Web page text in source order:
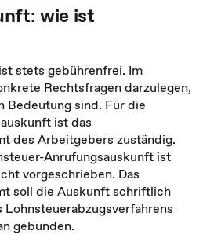
wie ist
stets gebührenfrei. Im
Rechtsfragen darzulegen,
Bedeutung sind. Für die
ist das
des Arbeitgebers zuständig.
Anrufungsauskunft ist
vorgeschrieben. Das
soll die Auskunft schriftlich
Lohnsteuerabzugsverfahrens
gebunden.